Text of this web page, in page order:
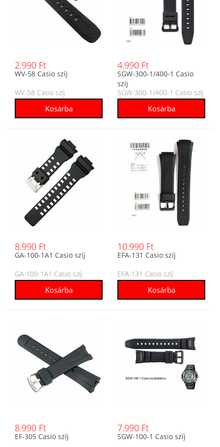
2.990 Ft
WV-58 Casio szíj
WV-58 Casio szíj
4.990 Ft
SGW-300-1/400-1 Casio
szíj
SGW-300-1/400-1 Casio szíj
8.990 Ft
GA-100-1A1 Casio szíj
GA-100-1A1 Casio szíj
10.990 Ft
EFA-131 Casio szíj
EFA-131 Casio szíj
8.990 Ft
EF-305 Casio szíj
7.990 Ft
SGW-100-1 Casio szíj